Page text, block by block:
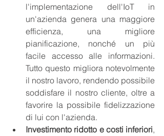
l'implementazione dell'IoT in
un'azienda genera una maggiore
efficienza, una migliore
pianificazione, nonché un più
facile accesso alle informazioni.
Tutto questo migliora notevolmente
il nostro lavoro, rendendo possibile
soddisfare il nostro cliente, oltre a
favorire la possibile fidelizzazione
di lui con l'azienda.
Investimento ridotto e costi inferiori,